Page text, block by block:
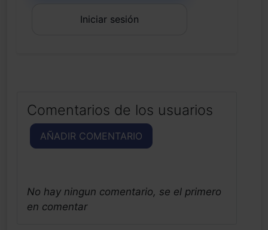
Iniciar sesión
Comentarios de los usuarios
AÑADIR COMENTARIO
No hay ningun comentario, se el primero
en comentar